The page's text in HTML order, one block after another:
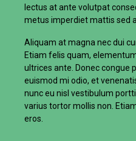
lectus at ante volutpat
metus imperdiet mattis sed
Aliquam at magna nec dui
Etiam felis quam,
ultrices ante. Donec congue
euismod mi odio, et
nunc eu nisl vestibulum
varius tortor mollis non.
eros.